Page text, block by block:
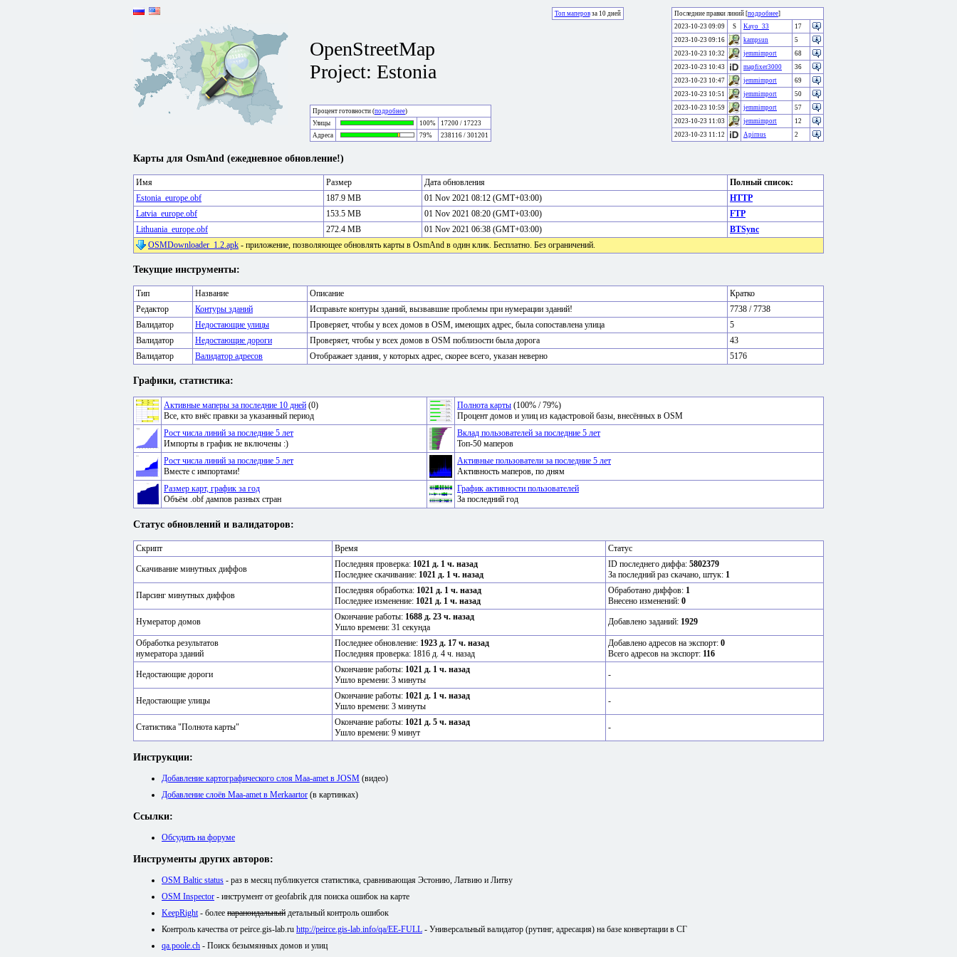
OpenStreetMap
Project: Estonia
Процент готовности (подробнее)
Улицы
100%
17200 / 17223
Адреса
79% 238116 / 301201
Топ маперовза 10 дней Последние правки линий [подробнее]
2023-10-23 09:09
S Kayo_33
17
2023-10-23 09:16
kampsun
5
2023-10-23 10:32
jemmimport
68
2023-10-23 10:43
mapfixer3000
36
2023-10-23 10:47
jemmimport
69
2023-10-23 10:51
jemmimport
50
2023-10-23 10:59
jemmimport
57
2023-10-23 11:03
jemmimport
12
2023-10-23 11:12
Apirnus 2
Карты для OsmAnd (ежедневное обновление!)
Имя Размер Дата обновления
Полный список:
Estonia_europe.obf
187.9 MB 01 Nov 2021 08:12 (GMT+03:00)
HTTP
Latvia_europe.obf
153.5 MB 01 Nov 2021 08:20 (GMT+03:00)
FTP
Lithuania_europe.obf
272.4 MB 01 Nov 2021 06:38 (GMT+03:00)
BTSync
OSMDownloader_1.2.apk - приложение, позволяющее обновлять карты в OsmAnd в один клик. Бесплатно. Без ограничений.
Текущие инструменты:
Тип Название Описание
Кратко
Редактор
Контуры зданий Исправьте контуры зданий, вызвавшие проблемы при нумерации зданий!
7738 / 7738
Валидатор
Недостающие улицы Проверяет, чтобы у всех домов в OSM, имеющих адрес, была сопоставлена улица
5
Валидатор
Недостающие дороги Проверяет, чтобы у всех домов в OSM поблизости была дорога
43
Валидатор
Валидатор адресов Отображает здания, у которых адрес, скорее всего, указан неверно 5176
Графики, статистика:
Активные маперы за последние 10 дней (0)
Все, кто внёс правки за указанный период
Полнота карты (100% / 79%)
Процент домов и улиц из кадастровой базы, внесённых в OSM
Рост числа линий за последние 5 лет
Импорты в график не включены :)
Вклад пользователей за последние 5 лет
Топ-50 маперов
Рост числа линий за последние 5 лет
Вместе с импортами!
Активные пользователи за последние 5 лет
Активность маперов, по дням
Размер карт, график за год
Объём .obf дампов разных стран
График активности пользователей
За последний год
Статус обновлений и валидаторов:
Скрипт Время Статус
Скачивание минутных диффов Последняя проверка: 1021 д. 1 ч. назад
Последнее скачивание: 1021 д. 1 ч. назад
ID последнего диффа: 5802379
За последний раз скачано, штук: 1
Парсинг минутных диффов Последняя обработка: 1021 д. 1 ч. назад
Последнее изменение: 1021 д. 1 ч. назад
Обработано диффов: 1
Внесено изменений: 0
Нумератор домов Окончание работы: 1688 д. 23 ч. назад
Ушло времени: 31 секунда
Добавлено заданий: 1929
Обработка результатов
нумератора зданий
Последнее обновление: 1923 д. 17 ч. назад
Последняя проверка: 1816 д. 4 ч. назад
Добавлено адресов на экспорт: 0
Всего адресов на экспорт: 116
Недостающие дороги Окончание работы: 1021 д. 1 ч. назад
Ушло времени: 3 минуты
-
Недостающие улицы Окончание работы: 1021 д. 1 ч. назад
Ушло времени: 3 минуты
-
Статистика "Полнота карты" Окончание работы: 1021 д. 5 ч. назад
Ушло времени: 9 минут
-
Инструкции:
Добавление картографического слоя Maa-amet в JOSM (видео)
Добавление слоёв Maa-amet в Merkaartor (в картинках)
Ссылки:
Обсудить на форуме
Инструменты других авторов:
OSM Baltic status - раз в месяц публикуется статистика, сравнивающая Эстонию, Латвию и Литву
OSM Inspector - инструмент от geofabrik для поиска ошибок на карте
KeepRight- более параноидальный детальный контроль ошибок
Контроль качества от peirce.gis-lab.ru http://peirce.gis-lab.info/qa/EE-FULL - Универсальный валидатор (рутинг, адресация) на базе конвертации в СГ
qa.poole.ch - Поиск безымянных домов и улиц